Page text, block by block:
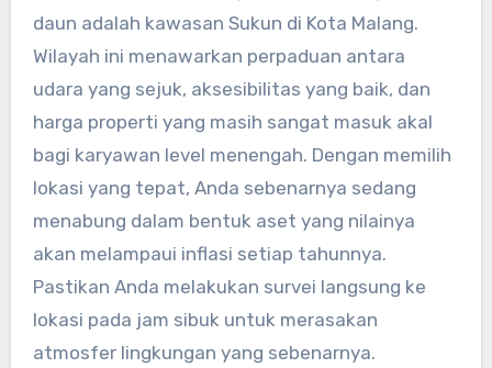
daun adalah kawasan Sukun di Kota Malang.
Wilayah ini menawarkan perpaduan antara
udara yang sejuk, aksesibilitas yang baik, dan
harga properti yang masih sangat masuk akal
bagi karyawan level menengah. Dengan memilih
lokasi yang tepat, Anda sebenarnya sedang
menabung dalam bentuk aset yang nilainya
akan melampaui inflasi setiap tahunnya.
Pastikan Anda melakukan survei langsung ke
lokasi pada jam sibuk untuk merasakan
atmosfer lingkungan yang sebenarnya.